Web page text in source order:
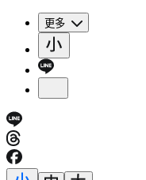
更多